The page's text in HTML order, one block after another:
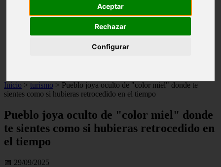
Aceptar
Rechazar
Configurar
gijon
live
Inicio > turismo > Pueblo joya oculto de "color miel" donde te
sientes como si hubieras retrocedido en el tiempo
Pueblo joya oculto de "color miel" donde
te sientes como si hubieras retrocedido en
el tiempo
📅 29/09/2025